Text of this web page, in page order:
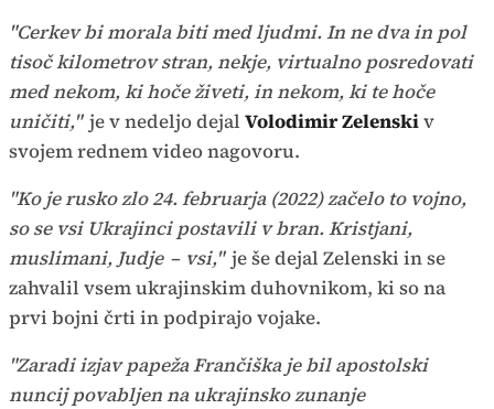
"Cerkev bi morala biti med ljudmi. In ne dva in pol
tisoč kilometrov stran, nekje, virtualno posredovati
med nekom, ki hoče živeti, in nekom, ki te hoče
uničiti," je v nedeljo dejal Volodimir Zelenskiv
svojem rednem video nagovoru.
"Ko je rusko zlo 24. februarja (2022) začelo to vojno,
so se vsi Ukrajinci postavili v bran. Kristjani,
muslimani, Judje – vsi," je še dejal Zelenski in se
zahvalil vsem ukrajinskim duhovnikom, ki so na
prvi bojni črti in podpirajo vojake.
"Zaradi izjav papeža Frančiška je bil apostolski
nuncij povabljen na ukrajinsko zunanje